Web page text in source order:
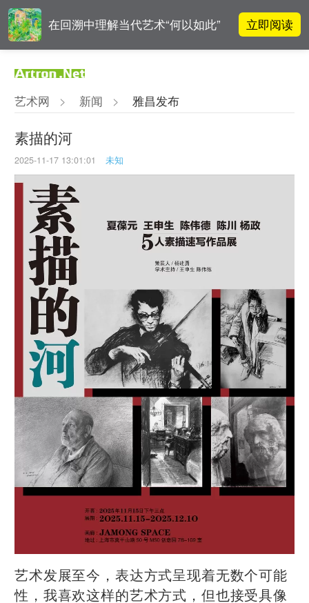
在回溯中理解当代艺术“何以如此” 立即阅读
破界与归真
对话 | 在开放和自由中确立艺术价
值
阿拉里奥画廊上海转型：为何要成
为策展式艺术商业综合体？
立即阅读
艺术网 > 新闻 > 雅昌发布
素描的河
2025-11-17 13:01:01 未知
艺术发展至今，表达方式呈现着无数个可能
性，我喜欢这样的艺术方式，但也接受具像